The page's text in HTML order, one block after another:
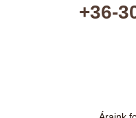
+36-